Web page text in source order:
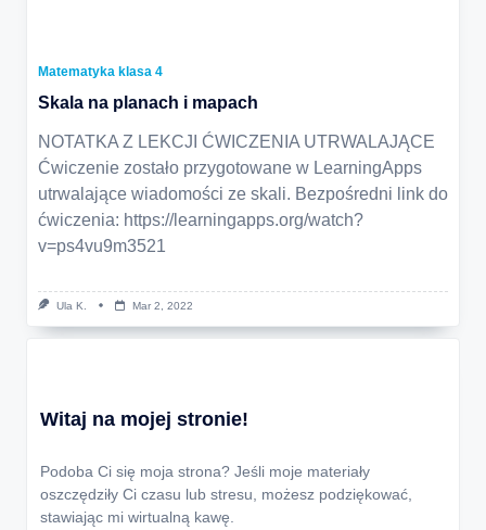
Matematyka klasa 4
Skala na planach i mapach
NOTATKA Z LEKCJI ĆWICZENIA UTRWALAJĄCE
Ćwiczenie zostało przygotowane w LearningApps
utrwalające wiadomości ze skali. Bezpośredni link do
ćwiczenia: https://learningapps.org/watch?
v=ps4vu9m3521
Ula K. Mar 2, 2022
Witaj na mojej stronie!
Podoba Ci się moja strona? Jeśli moje materiały
oszczędziły Ci czasu lub stresu, możesz podziękować,
stawiając mi wirtualną kawę.